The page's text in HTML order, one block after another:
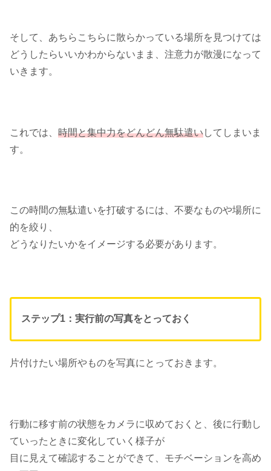
そして、あちらこちらに散らかっている場所を見つけては
どうしたらいいかわからないまま、注意力が散漫になって
いきます。
これでは、 時間と集中力をどんどん無駄遣いしてしまいま
す。
この時間の無駄遣いを打破するには、不要なものや場所に
的を絞り、
どうなりたいかをイメージする必要があります。
ステップ1：実行前の写真をとっておく
片付けたい場所やものを写真にとっておきます。
行動に移す前の状態をカメラに収めておくと、後に行動し
ていったときに変化していく様子が
目に見えて確認することができて、モチベーションを高め